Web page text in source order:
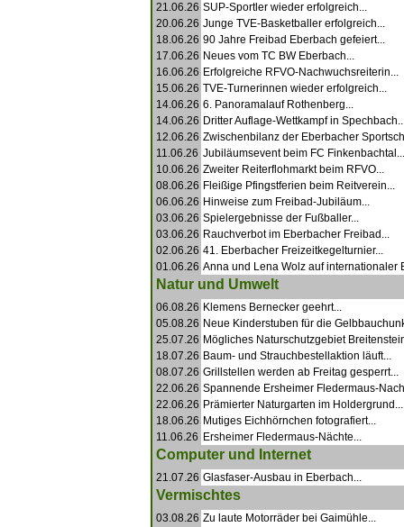
21.06.26 SUP-Sportler wieder erfolgreich...
20.06.26 Junge TVE-Basketballer erfolgreich...
18.06.26 90 Jahre Freibad Eberbach gefeiert...
17.06.26 Neues vom TC BW Eberbach...
16.06.26 Erfolgreiche RFVO-Nachwuchsreiterin...
15.06.26 TVE-Turnerinnen wieder erfolgreich...
14.06.26 6. Panoramalauf Rothenberg...
14.06.26 Dritter Auflage-Wettkampf in
12.06.26 Zwischenbilanz der Eberbacher
11.06.26 Jubiläumsevent beim FC Finkenbachtal...
10.06.26 Zweiter Reiterflohmarkt beim RFVO...
08.06.26 Fleißige Pfingstferien beim Reitverein...
06.06.26 Hinweise zum Freibad-Jubiläum...
03.06.26 Spielergebnisse der Fußballer...
03.06.26 Rauchverbot im Eberbacher Freibad...
02.06.26 41. Eberbacher Freizeitkegelturnier...
01.06.26 Anna und Lena Wolz auf internationaler
Natur und Umwelt
06.08.26 Klemens Bernecker geehrt...
05.08.26 Neue Kinderstuben für die
25.07.26 Mögliches Naturschutzgebiet
18.07.26 Baum- und Strauchbestellaktion läuft...
08.07.26 Grillstellen werden ab Freitag gesperrt...
22.06.26 Spannende Ersheimer Fledermaus-
22.06.26 Prämierter Naturgarten im Holdergrund...
18.06.26 Mutiges Eichhörnchen fotografiert...
11.06.26 Ersheimer Fledermaus-Nächte...
Computer und Internet
21.07.26 Glasfaser-Ausbau in Eberbach...
Vermischtes
03.08.26 Zu laute Motorräder bei Gaimühle...